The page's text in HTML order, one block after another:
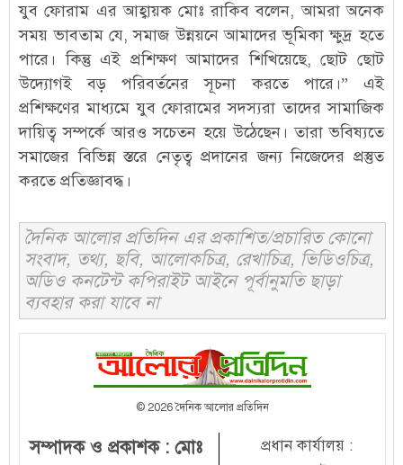
যুব ফোরাম এর আহ্বায়ক মোঃ রাকিব বলেন, আমরা অনেক
সময় ভাবতাম যে, সমাজ উন্নয়নে আমাদের ভূমিকা ক্ষুদ্র হতে
পারে। কিন্তু এই প্রশিক্ষণ আমাদের শিখিয়েছে, ছোট ছোট
উদ্যোগই বড় পরিবর্তনের সূচনা করতে পারে।” এই
প্রশিক্ষণের মাধ্যমে যুব ফোরামের সদস্যরা তাদের সামাজিক
দায়িত্ব সম্পর্কে আরও সচেতন হয়ে উঠেছেন। তারা ভবিষ্যতে
সমাজের বিভিন্ন স্তরে নেতৃত্ব প্রদানের জন্য নিজেদের প্রস্তুত
করতে প্রতিজ্ঞাবদ্ধ।
দৈনিক আলোর প্রতিদিন এর প্রকাশিত/প্রচারিত কোনো
সংবাদ, তথ্য, ছবি, আলোকচিত্র, রেখাচিত্র, ভিডিওচিত্র,
অডিও কনটেন্ট কপিরাইট আইনে পূর্বানুমতি ছাড়া
ব্যবহার করা যাবে না
© 2026 দৈনিক আলোর প্রতিদিন
সম্পাদক ও প্রকাশক : মোঃ
প্রধান কার্যালয় :